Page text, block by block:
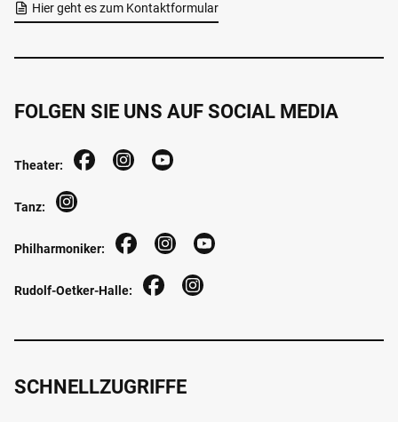
Hier geht es zum Kontaktformular
SCHNELLZUGRIFFE
FOLGEN SIE UNS AUF SOCIAL MEDIA
Theater:
Tanz:
Philharmoniker:
Rudolf-Oetker-Halle: